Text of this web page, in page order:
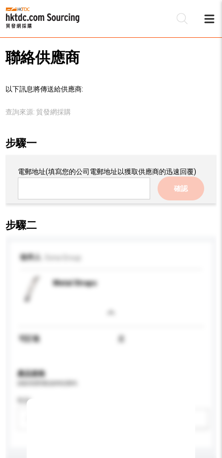
聯絡供應商
以下訊息將傳送給供應商:
查詢來源: 貿發網採購
步驟一
電郵地址(填寫您的公司電郵地址以獲取供應商的迅速回覆)
確認
步驟二
收件人
Metal Straps
可訂造 是
產品規格
性别